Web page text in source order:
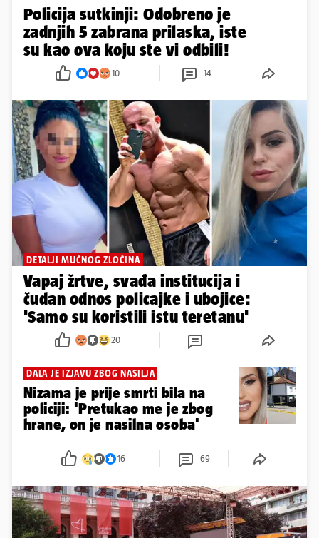
Policija sutkinji: Odobreno je
zadnjih 5 zabrana prilaska, iste
su kao ova koju ste vi odbili!
10 14
DETALJI MUČNOG ZLOČINA
Vapaj žrtve, svađa institucija i
čudan odnos policajke i ubojice:
'Samo su koristili istu teretanu'
20
DALA JE IZJAVU ZBOG NASILJA
Nizama je prije smrti bila na
policiji: 'Pretukao me je zbog
hrane, on je nasilna osoba'
16 69